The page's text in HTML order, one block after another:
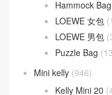
Hammock Bag
LOEWE 女包
LOEWE 男包
Puzzle Bag
Mini kelly (946)
Kelly Mini 20